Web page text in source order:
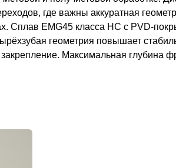
где важны аккуратная
Сплав EMG45 класса HC с PVD-
геометрия повышает
Максимальная глубина